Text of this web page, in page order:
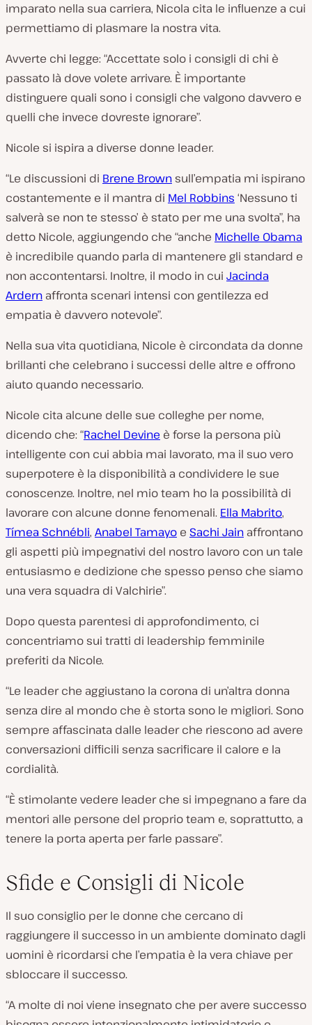
imparato nella sua carriera, Nicola cita le influenze a cui
permettiamo di plasmare la nostra vita.
Avverte chi legge: “Accettate solo i consigli di chi è
passato là dove volete arrivare. È importante
distinguere quali sono i consigli che valgono davvero e
quelli che invece dovreste ignorare”.
Nicole si ispira a diverse donne leader.
“Le discussioni di Brene Brown sull’empatia mi ispirano
costantemente e il mantra di Mel Robbins ‘Nessuno ti
salverà se non te stesso’ è stato per me una svolta”, ha
detto Nicole, aggiungendo che “anche Michelle Obama
è incredibile quando parla di mantenere gli standard e
non accontentarsi. Inoltre, il modo in cui Jacinda
Ardern affronta scenari intensi con gentilezza ed
empatia è davvero notevole”.
Nella sua vita quotidiana, Nicole è circondata da donne
brillanti che celebrano i successi delle altre e offrono
aiuto quando necessario.
Nicole cita alcune delle sue colleghe per nome,
dicendo che: “Rachel Devine è forse la persona più
intelligente con cui abbia mai lavorato, ma il suo vero
superpotere è la disponibilità a condividere le sue
conoscenze. Inoltre, nel mio team ho la possibilità di
lavorare con alcune donne fenomenali. Ella Mabrito,
Tímea Schnébli, Anabel Tamayo e Sachi Jain affrontano
gli aspetti più impegnativi del nostro lavoro con un tale
entusiasmo e dedizione che spesso penso che siamo
una vera squadra di Valchirie”.
Dopo questa parentesi di approfondimento, ci
concentriamo sui tratti di leadership femminile
preferiti da Nicole.
“Le leader che aggiustano la corona di un’altra donna
senza dire al mondo che è storta sono le migliori. Sono
sempre affascinata dalle leader che riescono ad avere
conversazioni difficili senza sacrificare il calore e la
cordialità.
“È stimolante vedere leader che si impegnano a fare da
mentori alle persone del proprio team e, soprattutto, a
tenere la porta aperta per farle passare”.
Sfide e Consigli di Nicole
Il suo consiglio per le donne che cercano di
raggiungere il successo in un ambiente dominato dagli
uomini è ricordarsi che l’empatia è la vera chiave per
sbloccare il successo.
“A molte di noi viene insegnato che per avere successo